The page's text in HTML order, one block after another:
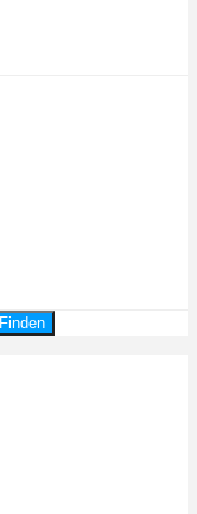
Finden